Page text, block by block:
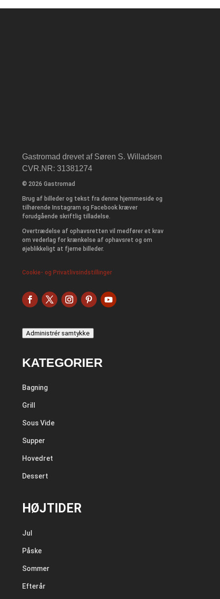
Gastromad drevet af Søren S. Willadsen
CVR.NR: 31381274
© 2026 Gastromad
Brug af billeder og tekst fra denne hjemmeside og
tilhørende Instagram og Facebook kræver
forudgående skriftlig tilladelse.
Overtrædelse af ophavsretten vil medfører et krav
om vederlag for krænkelse af ophavsret og om
øjeblikkeligt at fjerne billeder.
Cookie- og Privatlivsindstillinger
Administrér samtykke
KATEGORIER
Bagning
Grill
Sous Vide
Supper
Hovedret
Dessert
HØJTIDER
Jul
Påske
Sommer
Efterår